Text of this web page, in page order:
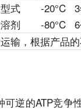
型式 -20°C 3
溶剂 -80°C 6
输，根据产品
可逆的ATP竞争